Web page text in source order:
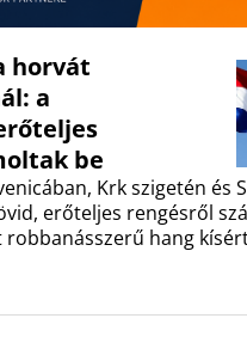
horvát
a
be
Krk szigetén és
erőteljes rengésről
hang